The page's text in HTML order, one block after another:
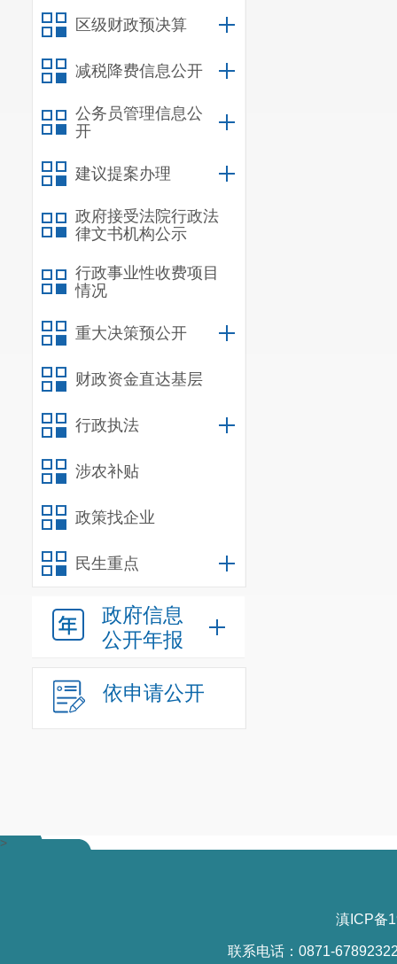
区级财政预决算
减税降费信息公开
公务员管理信息公
开
建议提案办理
政府接受法院行政法
律文书机构公示
行政事业性收费项目
情况
重大决策预公开
财政资金直达基层
行政执法
涉农补贴
政策找企业
民生重点
政府信息
公开年报
依申请公开
>
滇ICP备
联系电话：0871-